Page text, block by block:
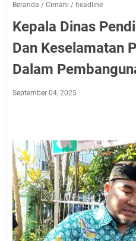
Beranda / Cimahi / headline
Kepala Dinas
Dan Keselamatan
Dalam
September 04, 2025